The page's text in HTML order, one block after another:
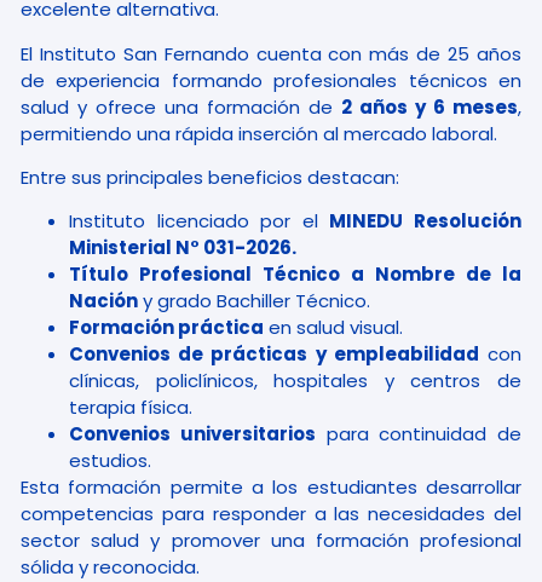
excelente alternativa.
El Instituto San Fernando cuenta con más de 25 años
de experiencia formando profesionales técnicos en
salud y ofrece una formación de 2 años y 6 meses,
permitiendo una rápida inserción al mercado laboral.
Entre sus principales beneficios destacan:
Instituto licenciado por el MINEDU Resolución
Ministerial N° 031-2026.
Título Profesional Técnico a Nombre de la
Nacióny grado Bachiller Técnico.
Formación práctica en salud visual.
Convenios de prácticas y empleabilidad con
clínicas, policlínicos, hospitales y centros de
terapia física.
Convenios universitarios para continuidad de
estudios.
Esta formación permite a los estudiantes desarrollar
competencias para responder a las necesidades del
sector salud y promover una formación profesional
sólida y reconocida.